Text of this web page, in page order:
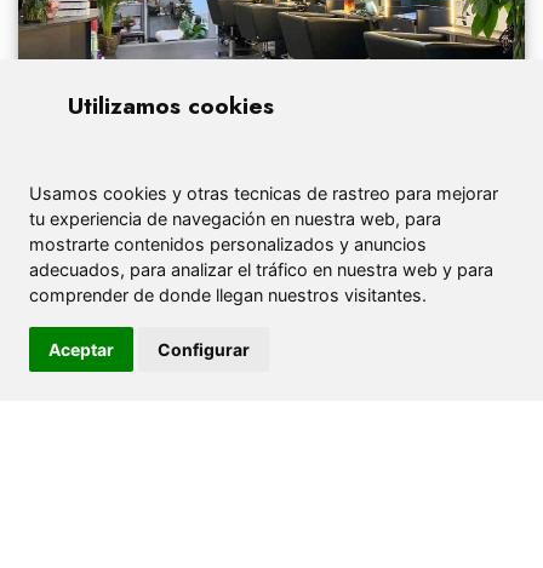
Utilizamos cookies
Usamos cookies y otras tecnicas de rastreo para mejorar
tu experiencia de navegación en nuestra web, para
mostrarte contenidos personalizados y anuncios
adecuados, para analizar el tráfico en nuestra web y para
comprender de donde llegan nuestros visitantes.
Aceptar Configurar